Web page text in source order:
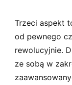
Trzeci aspekt
od pewnego
rewolucyjnie.
ze sobą w